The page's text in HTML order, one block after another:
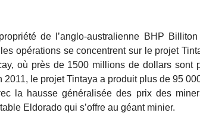
de l’anglo-australienne BHP
opérations se concentrent sur le projet
où près de 1500 millions de dollars sont
2011, le projet Tintaya a produit plus de 95
la hausse généralisée des prix des
Eldorado qui s’offre au géant minier.